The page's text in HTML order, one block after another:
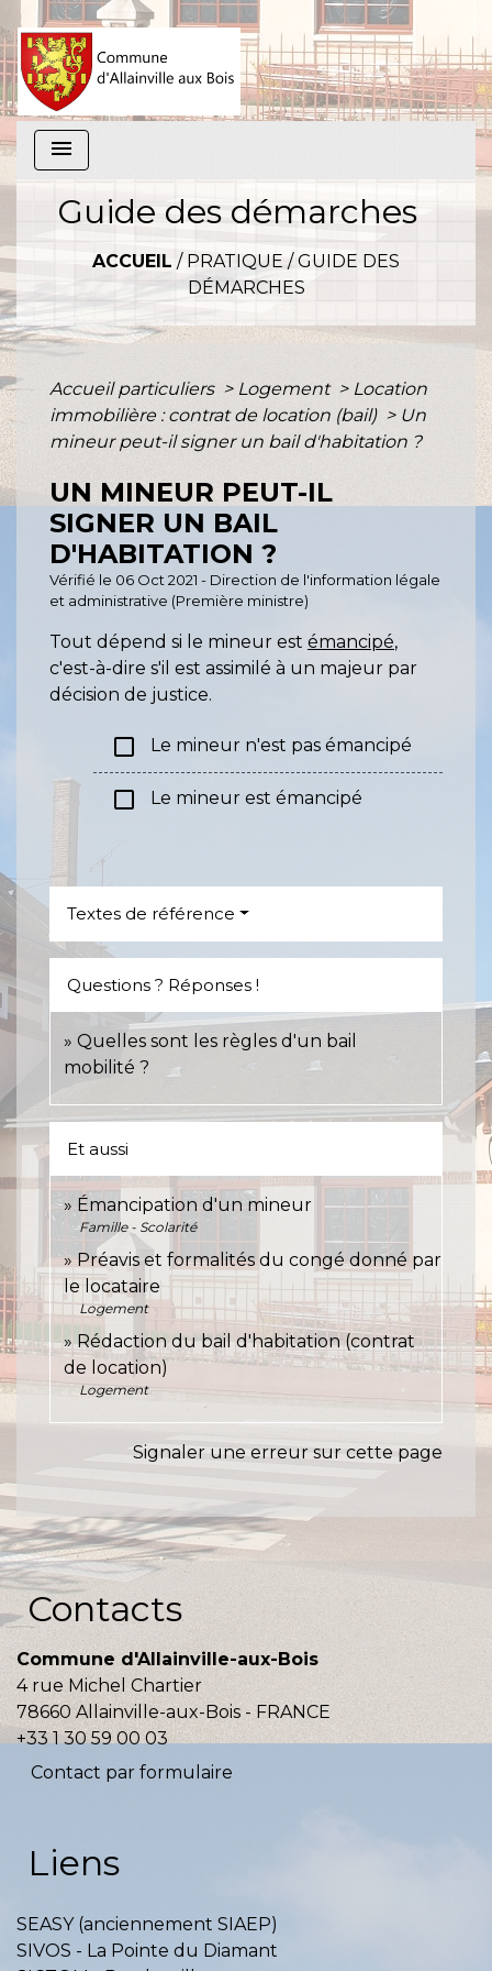
menu
Guide des démarches
ACCUEIL / PRATIQUE/GUIDE DES
DÉMARCHES
Accueil particuliers > Logement > Location
immobilière : contrat de location (bail) > Un
mineur peut-il signer un bail d'habitation ?
UN MINEUR PEUT-IL
SIGNER UN BAIL
D'HABITATION ?
Vérifié le 06 Oct 2021 - Direction de l'information légale
et administrative (Première ministre)
Tout dépend si le mineur est émancipé,
c'est-à-dire s'il est assimilé à un majeur par
décision de justice.
check_box_outline_blank Le mineur n'est pas émancipé
check_box_outline_blank Le mineur est émancipé
Textes de référence
Questions ? Réponses !
Quelles sont les règles d'un bail
mobilité ?
Et aussi
Émancipation d'un mineur
Famille - Scolarité
Préavis et formalités du congé donné par
le locataire
Logement
Rédaction du bail d'habitation (contrat
de location)
Logement
Signaler une erreur sur cette page
Contacts
Commune d'Allainville-aux-Bois
4 rue Michel Chartier
78660 Allainville-aux-Bois - FRANCE
+33 1 30 59 00 03
Contact par formulaire
Liens
SEASY (anciennement SIAEP)
SIVOS - La Pointe du Diamant